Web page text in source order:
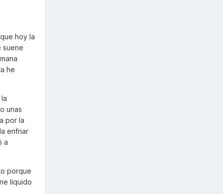
hoy la
suene
he
unas
por la
enfriar
a
porque
líquido